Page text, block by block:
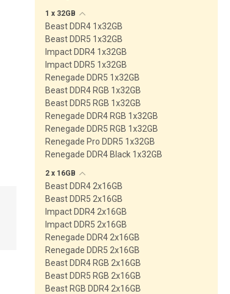
1 x 32GB
Beast DDR4 1x32GB
Beast DDR5 1x32GB
Impact DDR4 1x32GB
Impact DDR5 1x32GB
Renegade DDR5 1x32GB
Beast DDR4 RGB 1x32GB
Beast DDR5 RGB 1x32GB
Renegade DDR4 RGB 1x32GB
Renegade DDR5 RGB 1x32GB
Renegade Pro DDR5 1x32GB
Renegade DDR4 Black 1x32GB
2 х 16GB
Beast DDR4 2x16GB
Beast DDR5 2x16GB
Impact DDR4 2x16GB
Impact DDR5 2x16GB
Renegade DDR4 2x16GB
Renegade DDR5 2x16GB
Beast DDR4 RGB 2x16GB
Beast DDR5 RGB 2x16GB
Beast RGB DDR4 2x16GB